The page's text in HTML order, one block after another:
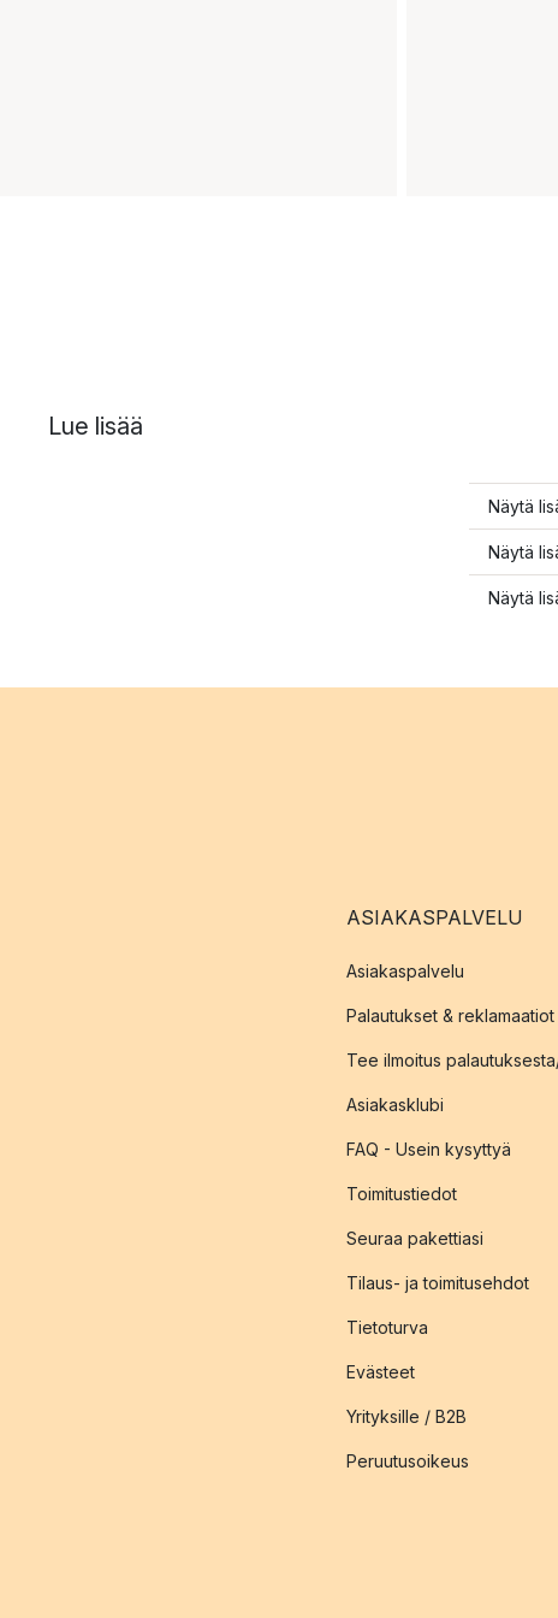
Lue lisää
Näytä
Näytä
Näytä
ASIAKASPALVELU
Asiakaspalvelu
Palautukset & reklamaatiot
Tee ilmoitus
Asiakasklubi
FAQ - Usein kysyttyä
Toimitustiedot
Seuraa pakettiasi
Tilaus- ja toimitusehdot
Tietoturva
Evästeet
Yrityksille / B2B
Peruutusoikeus